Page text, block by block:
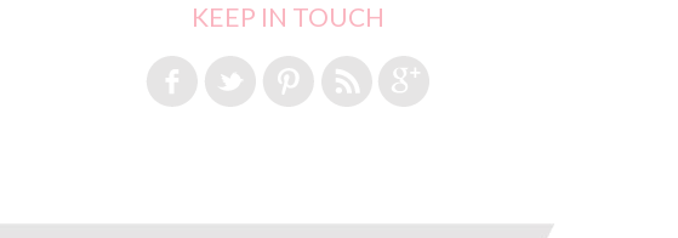
KEEP IN TOUCH